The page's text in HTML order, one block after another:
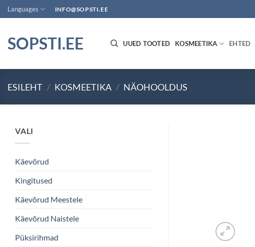
Skip
to
Languages INFO@SOPSTI.EE
SOPSTI.EE UUED TOOTED KOSMEETIKA EHTED
ESILEHT / KOSMEETIKA / NÄOHOOLDUS
VALI
Käevõrud
Kingitused
Käevõrud Meestele
Käevõrud Naistele
Püksirihmad